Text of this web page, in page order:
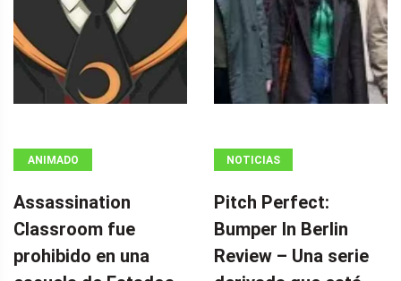
ANIMADO
Assassination
Classroom fue
prohibido en una
NOTICIAS
Pitch Perfect:
Bumper In Berlin
Review – Una serie